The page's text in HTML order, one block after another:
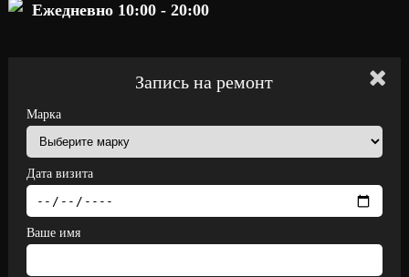
Ежедневно 10:00 - 20:00
Запись на ремонт
Марка
Дата визита
Ваше имя